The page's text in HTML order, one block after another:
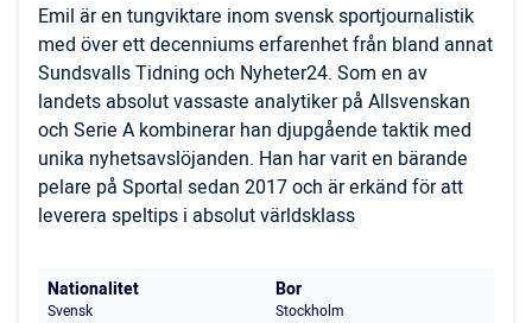
Emil är en tungviktare inom svensk sportjournalistik
med över ett decenniums erfarenhet från bland annat
Sundsvalls Tidning och Nyheter24. Som en av
landets absolut vassaste analytiker på Allsvenskan
och Serie A kombinerar han djupgående taktik med
unika nyhetsavslöjanden. Han har varit en bärande
pelare på Sportal sedan 2017 och är erkänd för att
leverera speltips i absolut världsklass
Nationalitet
Svensk
Bor
Stockholm